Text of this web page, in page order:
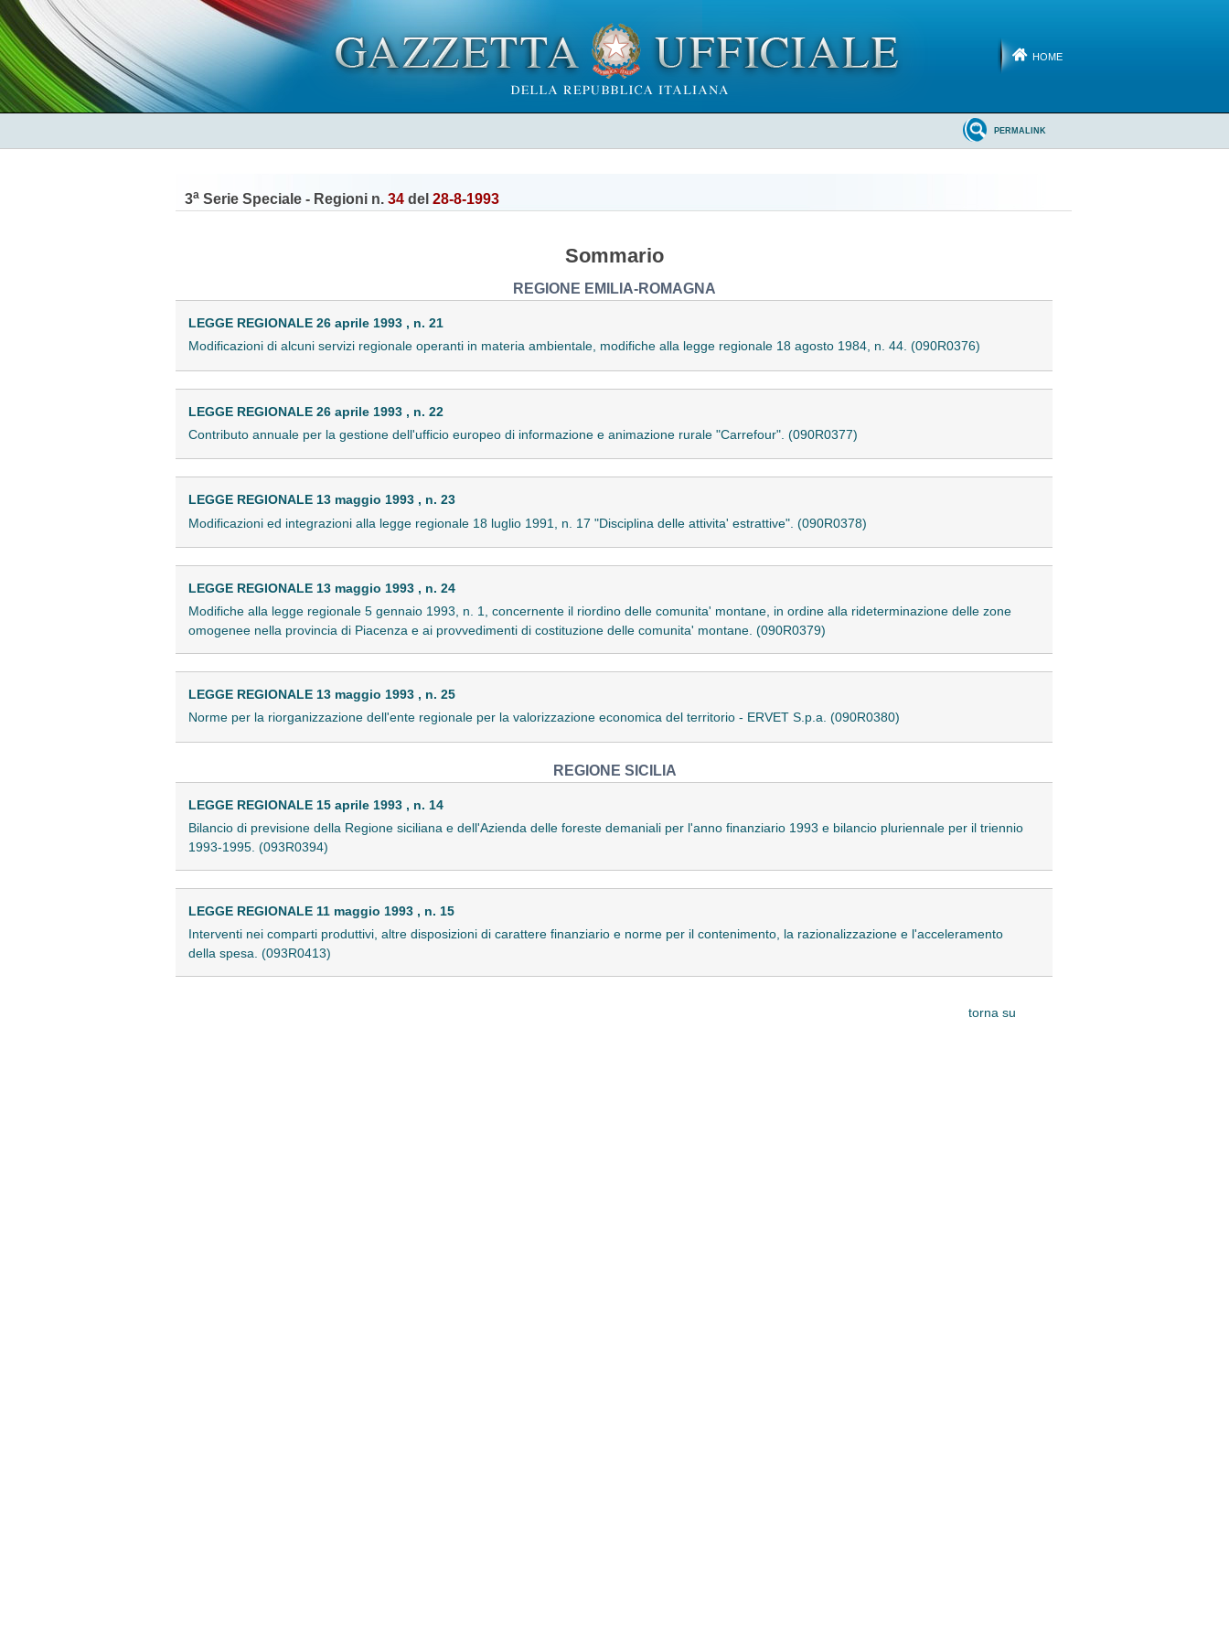
HOME
PERMALINK
3a Serie Speciale - Regioni n. 34 del 28-8-1993
Sommario
REGIONE EMILIA-ROMAGNA
LEGGE REGIONALE 26 aprile 1993 , n. 21
Modificazioni di alcuni servizi regionale operanti in materia ambientale, modifiche alla legge regionale 18 agosto 1984, n. 44. (090R0376)
LEGGE REGIONALE 26 aprile 1993 , n. 22
Contributo annuale per la gestione dell'ufficio europeo di informazione e animazione rurale "Carrefour". (090R0377)
LEGGE REGIONALE 13 maggio 1993 , n. 23
Modificazioni ed integrazioni alla legge regionale 18 luglio 1991, n. 17 "Disciplina delle attivita' estrattive". (090R0378)
LEGGE REGIONALE 13 maggio 1993 , n. 24
Modifiche alla legge regionale 5 gennaio 1993, n. 1, concernente il riordino delle comunita' montane, in ordine alla rideterminazione delle zone
omogenee nella provincia di Piacenza e ai provvedimenti di costituzione delle comunita' montane. (090R0379)
LEGGE REGIONALE 13 maggio 1993 , n. 25
Norme per la riorganizzazione dell'ente regionale per la valorizzazione economica del territorio - ERVET S.p.a. (090R0380)
REGIONE SICILIA
LEGGE REGIONALE 15 aprile 1993 , n. 14
Bilancio di previsione della Regione siciliana e dell'Azienda delle foreste demaniali per l'anno finanziario 1993 e bilancio pluriennale per il triennio
1993-1995. (093R0394)
LEGGE REGIONALE 11 maggio 1993 , n. 15
Interventi nei comparti produttivi, altre disposizioni di carattere finanziario e norme per il contenimento, la razionalizzazione e l'acceleramento
della spesa. (093R0413)
torna su